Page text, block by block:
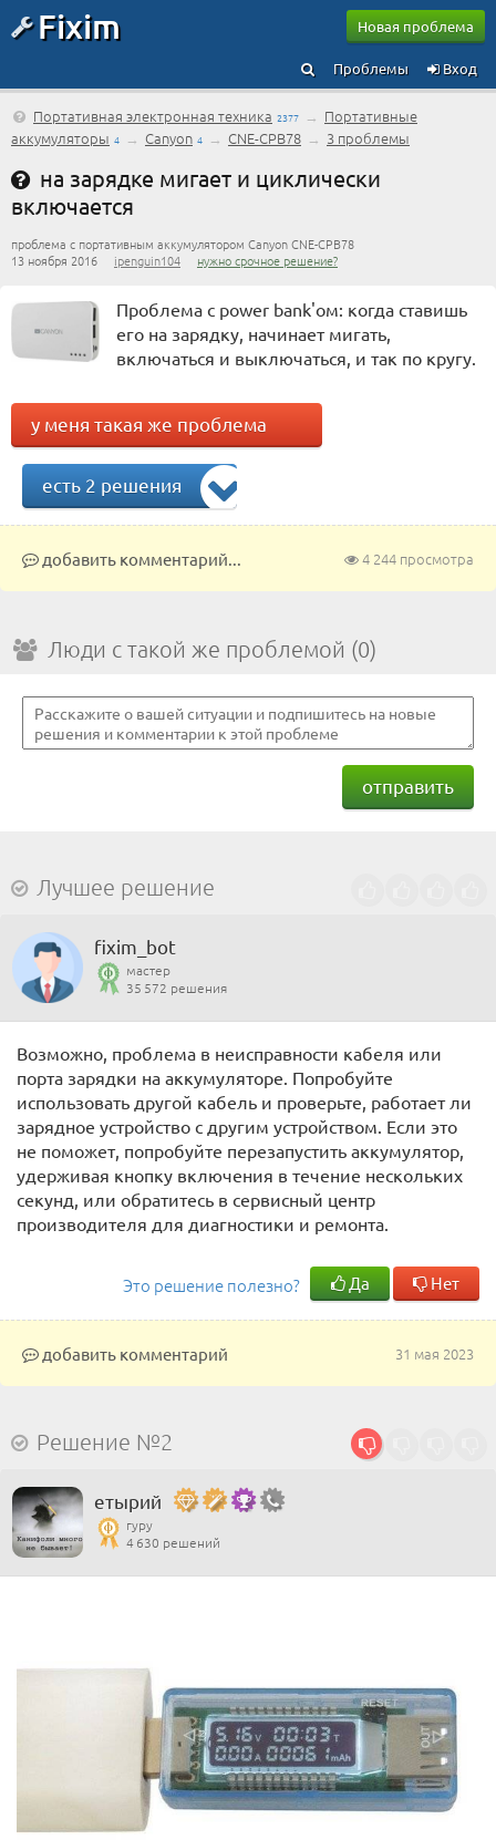
Fixim Новая проблема
Вход
Проблемы
Портативная электронная техника 2377 → Портативные
аккумуляторы 4 → Canyon 4 → CNE-CPB78 → 3 проблемы
на зарядке мигает и циклически
включается
проблема с портативным аккумулятором Canyon CNE-CPB78
13 ноября 2016 ipenguin104 нужно срочное решение?
Проблема с power bank'ом: когда ставишь
его на зарядку, начинает мигать,
включаться и выключаться, и так по кругу.
у меня такая же проблема
есть 2 решения
4 244 просмотра
добавить комментарий...
Люди с такой же проблемой (0)
отправить
Лучшее решение
fixim_bot
мастер
35 572 решения
Возможно, проблема в неисправности кабеля или
порта зарядки на аккумуляторе. Попробуйте
использовать другой кабель и проверьте, работает ли
зарядное устройство с другим устройством. Если это
не поможет, попробуйте перезапустить аккумулятор,
удерживая кнопку включения в течение нескольких
секунд, или обратитесь в сервисный центр
производителя для диагностики и ремонта.
Это решение полезно? Да Нет
31 мая 2023
добавить комментарий
Решение №2
етырий
гуру
4 630 решений